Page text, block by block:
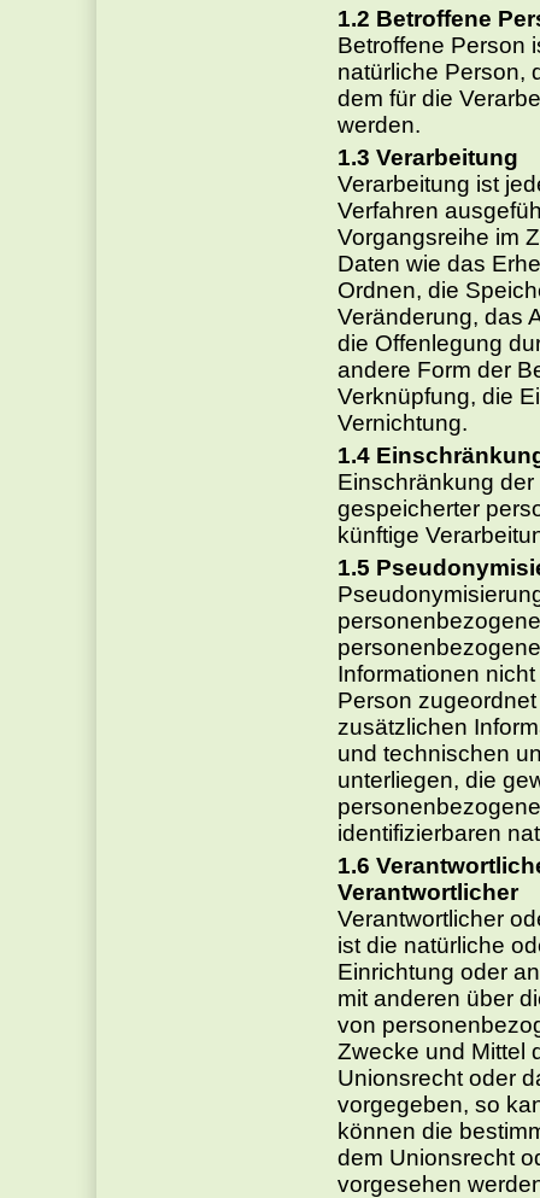
Betroffene
Betroffene Person
natürliche Person,
dem für die
werden.
Verarbeitung
Verarbeitung ist
Verfahren
Vorgangsreihe im
Daten wie das
Ordnen, die
Veränderung, das
die Offenlegung
andere Form der
Verknüpfung, die
Vernichtung.
Einschränkung
gespeicherter
künftige
Informationen
Person
zusätzlichen
und technischen
unterliegen, die
identifizierbaren
Verantwortlicher
Verantwortlicher
ist die natürliche
Einrichtung oder
mit anderen über
von
Zwecke und Mittel
Unionsrecht oder
vorgegeben, so
können die
dem Unionsrecht
vorgesehen